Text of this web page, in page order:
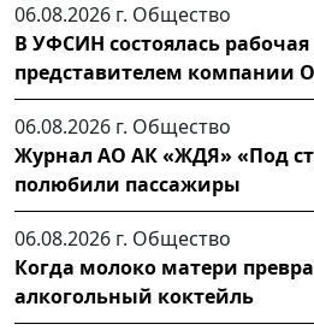
06.08.2026 г. Общество
В УФСИН состоялась рабочая
представителем
06.08.2026 г. Общество
Журнал АО АК «ЖДЯ» «Под
полюбили пассажиры
06.08.2026 г. Общество
Когда молоко матери
алкогольный коктейль